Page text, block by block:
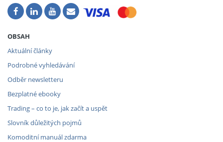
OBSAH
Aktuální články
Podrobné vyhledávání
Odběr newsletteru
Bezplatné ebooky
Trading – co to je, jak začít a uspět
Slovník důležitých pojmů
Komoditní manuál zdarma